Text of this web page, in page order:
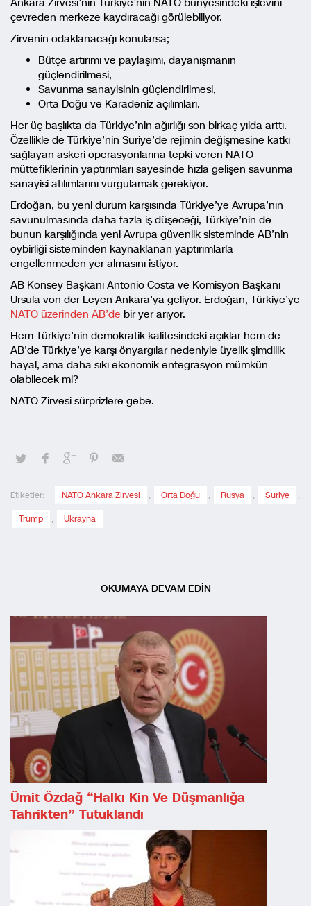
Ankara Zirvesi’nin Türkiye’nin NATO bünyesindeki işlevini
çevreden merkeze kaydıracağı görülebiliyor.
Zirvenin odaklanacağı konularsa;
Bütçe artırımı ve paylaşımı, dayanışmanın
güçlendirilmesi,
Savunma sanayisinin güçlendirilmesi,
Orta Doğu ve Karadeniz açılımları.
Her üç başlıkta da Türkiye’nin ağırlığı son birkaç yılda arttı.
Özellikle de Türkiye’nin Suriye’de rejimin değişmesine katkı
sağlayan askeri operasyonlarına tepki veren NATO
müttefiklerinin yaptırımları sayesinde hızla gelişen savunma
sanayisi atılımlarını vurgulamak gerekiyor.
Erdoğan, bu yeni durum karşısında Türkiye’ye Avrupa’nın
savunulmasında daha fazla iş düşeceği, Türkiye’nin de
bunun karşılığında yeni Avrupa güvenlik sisteminde AB’nin
oybirliği sisteminden kaynaklanan yaptırımlarla
engellenmeden yer almasını istiyor.
AB Konsey Başkanı Antonio Costa ve Komisyon Başkanı
Ursula von der Leyen Ankara’ya geliyor. Erdoğan, Türkiye’ye
NATO üzerinden AB’de bir yer arıyor.
Hem Türkiye’nin demokratik kalitesindeki açıklar hem de
AB’de Türkiye’ye karşı önyargılar nedeniyle üyelik şimdilik
hayal, ama daha sıkı ekonomik entegrasyon mümkün
olabilecek mi?
NATO Zirvesi sürprizlere gebe.
Etiketler: NATO Ankara Zirvesi , Orta Doğu , Rusya , Suriye ,
Trump , Ukrayna
OKUMAYA DEVAM EDİN
Ümit Özdağ “halkı Kin Ve Düşmanlığa
Tahrikten” Tutuklandı